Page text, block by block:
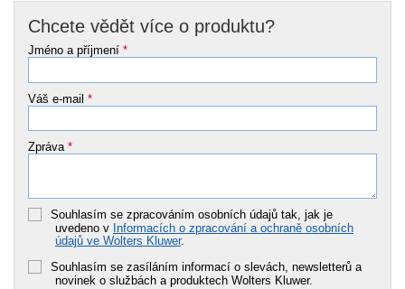
Chcete vědět více o produktu?
Jméno a příjmení *
Váš e-mail *
Zpráva *
Souhlasím se zpracováním osobních údajů tak, jak je
uvedeno v Informacích o zpracování a ochraně osobních
údajů ve Wolters Kluwer.
Souhlasím se zasíláním informací o slevách, newsletterů a
novinek o službách a produktech Wolters Kluwer.